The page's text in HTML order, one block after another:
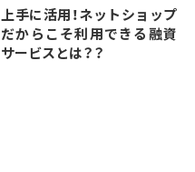
上手に活用！ネットショップ
だからこそ利用できる融資
サービスとは？？